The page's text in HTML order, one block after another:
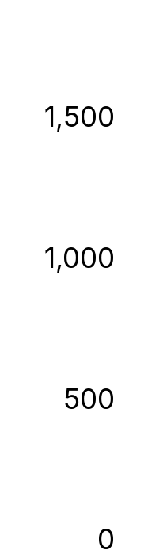
0
500
1,000
1,500